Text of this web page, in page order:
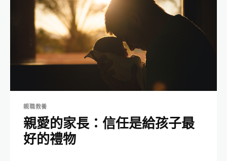
親職教養
親愛的家長：信任是給孩子最
好的禮物